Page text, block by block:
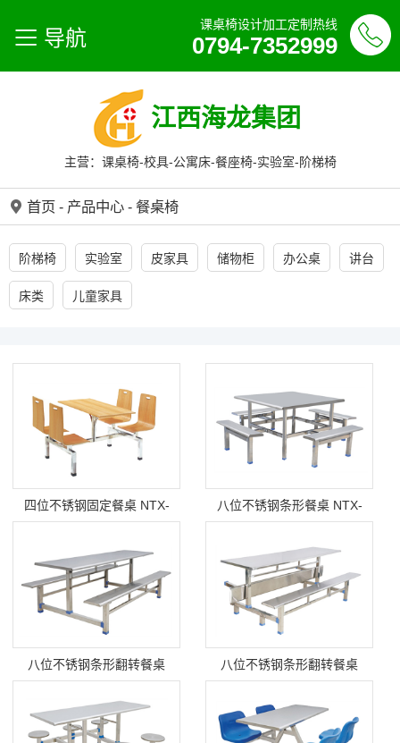
导航
课桌椅设计加工定制热线
0794-7352999
江西海龙集团
主营：课桌椅-校具-公寓床-餐座椅-实验室-阶梯椅
首页 - 产品中心 - 餐桌椅
阶梯椅 实验室 皮家具 储物柜 办公桌 讲台
床类 儿童家具
四位不锈钢固定餐桌 NTX- 八位不锈钢条形餐桌 NTX-
八位不锈钢条形翻转餐桌 八位不锈钢条形翻转餐桌